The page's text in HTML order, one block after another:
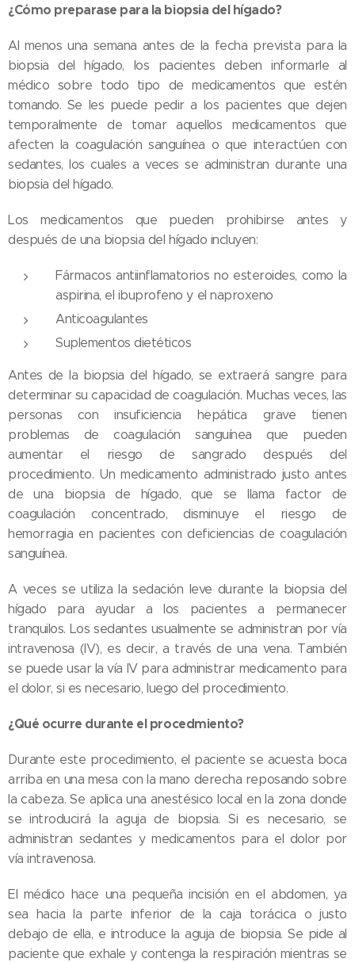
¿Cómo preparase para la biopsia del hígado?
Al menos una semana antes de la fecha prevista para la
biopsia del hígado, los pacientes deben informarle al
médico sobre todo tipo de medicamentos que estén
tomando. Se les puede pedir a los pacientes que dejen
temporalmente de tomar aquellos medicamentos que
afecten la coagulación sanguínea o que interactúen con
sedantes, los cuales a veces se administran durante una
biopsia del hígado.
Los medicamentos que pueden prohibirse antes y
después de una biopsia del hígado incluyen:
Fármacos antiinflamatorios no esteroides, como la
aspirina, el ibuprofeno y el naproxeno
Anticoagulantes
Suplementos dietéticos
Antes de la biopsia del hígado, se extraerá sangre para
determinar su capacidad de coagulación. Muchas veces, las
personas con insuficiencia hepática grave tienen
problemas de coagulación sanguínea que pueden
aumentar el riesgo de sangrado después del
procedimiento. Un medicamento administrado justo antes
de una biopsia de hígado, que se llama factor de
coagulación concentrado, disminuye el riesgo de
hemorragia en pacientes con deficiencias de coagulación
sanguínea.
A veces se utiliza la sedación leve durante la biopsia del
hígado para ayudar a los pacientes a permanecer
tranquilos. Los sedantes usualmente se administran por vía
intravenosa (IV), es decir, a través de una vena. También
se puede usar la vía IV para administrar medicamento para
el dolor, si es necesario, luego del procedimiento.
¿Qué ocurre durante el procedmiento?
Durante este procedimiento, el paciente se acuesta boca
arriba en una mesa con la mano derecha reposando sobre
la cabeza. Se aplica una anestésico local en la zona donde
se introducirá la aguja de biopsia. Si es necesario, se
administran sedantes y medicamentos para el dolor por
vía intravenosa.
El médico hace una pequeña incisión en el abdomen, ya
sea hacia la parte inferior de la caja torácica o justo
debajo de ella, e introduce la aguja de biopsia. Se pide al
paciente que exhale y contenga la respiración mientras se